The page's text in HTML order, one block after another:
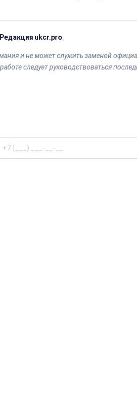
Редакция ukcr.pro
и не может служить заменой
следует руководствоваться